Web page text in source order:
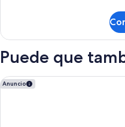
Puede que
Anuncio
Zel Fuerteventura - Adults